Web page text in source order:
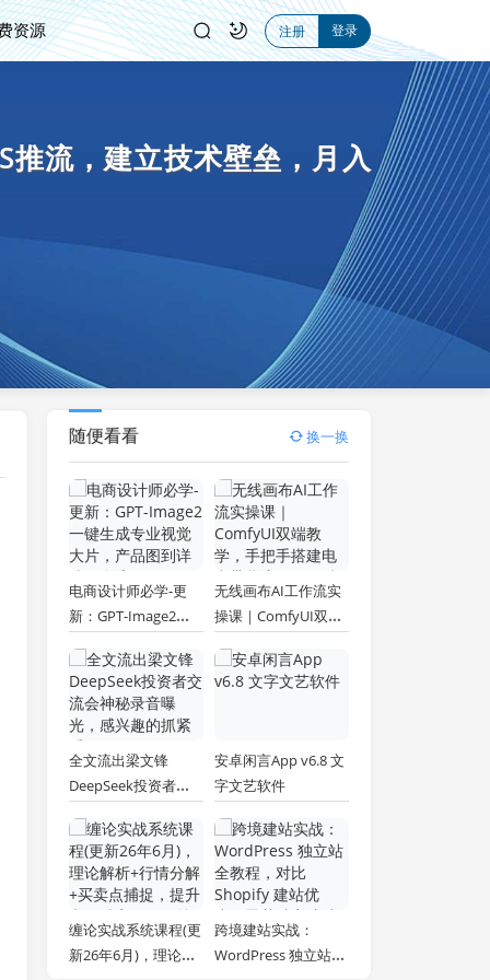
资源 注册 登录
流，建立技术壁垒，月入
随便看看 换一换
电商设计师必学-更
新：GPT-Image2一
片，产品图到详情页
全流程
无线画布AI工作流实
操课｜ComfyUI双端
商带货流程，一键批
量产出图文短视频素
全文流出梁文锋
DeepSeek投资者交
感兴趣的抓紧看
安卓闲言App v6.8 文
字文艺软件
缠论实战系统课程(更
新26年6月)，理论解
跨境建站实战：
WordPress 独立站全